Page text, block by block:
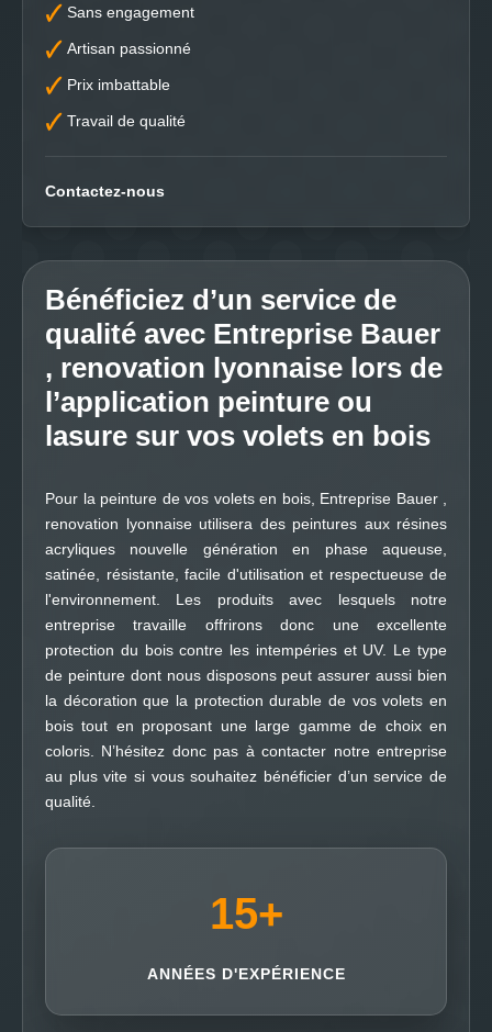
Sans engagement
Artisan passionné
Prix imbattable
Travail de qualité
Contactez-nous
Bénéficiez d’un service de
qualité avec Entreprise Bauer
, renovation lyonnaise lors de
l’application peinture ou
lasure sur vos volets en bois
Pour la peinture de vos volets en bois, Entreprise Bauer ,
renovation lyonnaise utilisera des peintures aux résines
acryliques nouvelle génération en phase aqueuse,
satinée, résistante, facile d'utilisation et respectueuse de
l'environnement. Les produits avec lesquels notre
entreprise travaille offrirons donc une excellente
protection du bois contre les intempéries et UV. Le type
de peinture dont nous disposons peut assurer aussi bien
la décoration que la protection durable de vos volets en
bois tout en proposant une large gamme de choix en
coloris. N’hésitez donc pas à contacter notre entreprise
au plus vite si vous souhaitez bénéficier d’un service de
qualité.
15+
ANNÉES D'EXPÉRIENCE